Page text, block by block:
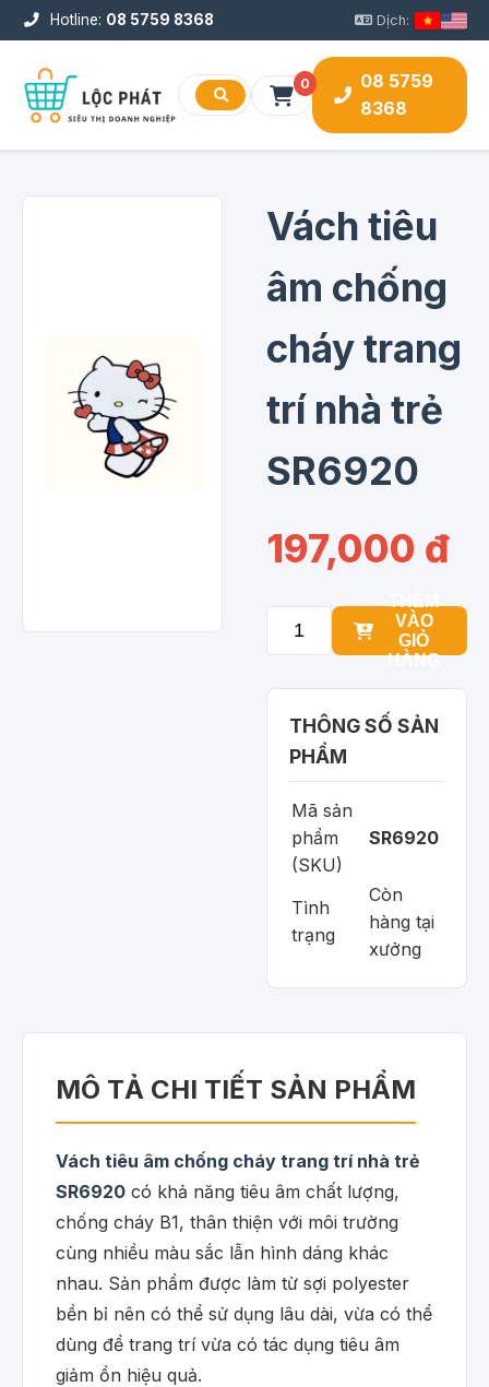
Hotline: 08 5759 8368 Dịch:
0
08 5759
8368
Vách tiêu
âm chống
cháy trang
trí nhà trẻ
SR6920
197,000 đ
VÀO
GIỎ
HÀNG
THÔNG SỐ SẢN
PHẨM
Mã sản
phẩm
(SKU)
SR6920
Tình
trạng
Còn
hàng tại
xưởng
MÔ TẢ CHI TIẾT SẢN PHẨM
Vách tiêu âm chống cháy trang trí nhà trẻ
SR6920 có khả năng tiêu âm chất lượng,
chống cháy B1, thân thiện với môi trường
cùng nhiều màu sắc lẫn hình dáng khác
nhau. Sản phẩm được làm từ sợi polyester
bền bỉ nên có thể sử dụng lâu dài, vừa có thể
dùng để trang trí vừa có tác dụng tiêu âm
giảm ồn hiệu quả.